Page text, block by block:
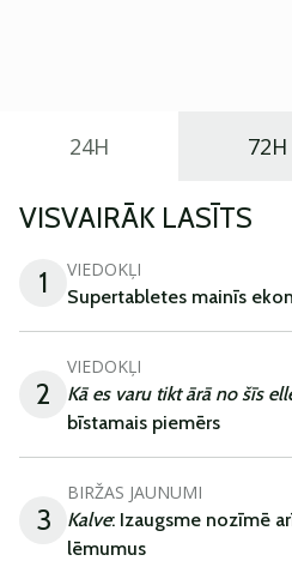
24H 72H
VISVAIRĀK LASĪTS
1
VIEDOKĻI
Supertabletes mainīs
2
VIEDOKĻI
Kā es varu tikt ārā no šīs
bīstamais piemērs
3
BIRŽAS JAUNUMI
Kalve: Izaugsme nozīmē
lēmumus